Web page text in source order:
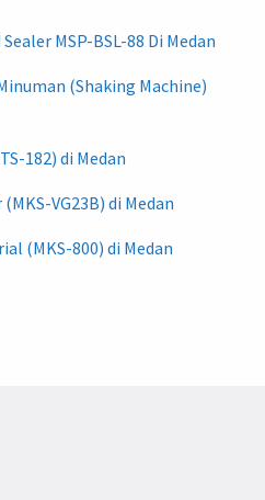
MSP-BSL-88 Di Medan
(Shaking Machine)
182) di Medan
VG23B) di Medan
(MKS-800) di Medan